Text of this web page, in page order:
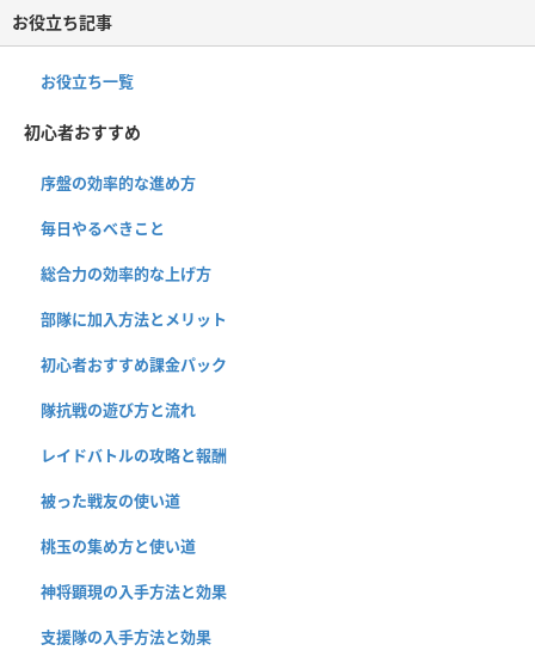
お役立ち記事
お役立ち一覧
初心者おすすめ
序盤の効率的な進め方
毎日やるべきこと
総合力の効率的な上げ方
部隊に加入方法とメリット
初心者おすすめ課金パック
隊抗戦の遊び方と流れ
レイドバトルの攻略と報酬
被った戦友の使い道
桃玉の集め方と使い道
神将顕現の入手方法と効果
支援隊の入手方法と効果